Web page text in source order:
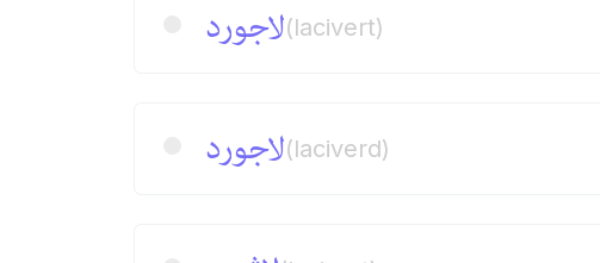
لاجورد(lacivert)
لاجورد(laciverd)